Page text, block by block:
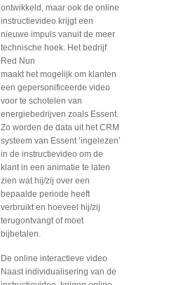
ontwikkeld, maar ook de online
instructievideo krijgt een
nieuwe impuls vanuit de meer
technische hoek. Het bedrijf
Red Nun
maakt het mogelijk om klanten
een gepersonificeerde video
voor te schotelen van
energiebedrijven zoals Essent.
Zo worden de data uit het CRM
systeem van Essent ‘ingelezen’
in de instructievideo om de
klant in een animatie te laten
zien wat hij/zij over een
bepaalde periode heeft
verbruikt en hoeveel hij/zij
terugontvangt of moet
bijbetalen.
De online interactieve video
Naast individualisering van de